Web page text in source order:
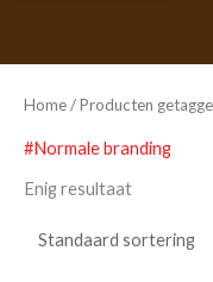
Home/ Producten
#Normale branding
Enig resultaat